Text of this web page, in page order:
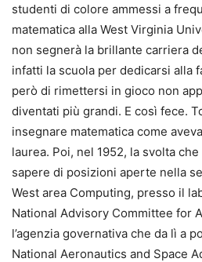
studenti di colore ammessi a
matematica alla West Virginia
non segnerà la brillante carriera
infatti la scuola per dedicarsi alla
però di rimettersi in gioco non
diventati più grandi. E così fece.
insegnare matematica come
laurea. Poi, nel 1952, la svolta
sapere di posizioni aperte nella
West area Computing, presso il
National Advisory Committee for
l’agenzia governativa che da lì a
National Aeronautics and Space